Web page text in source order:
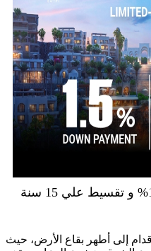
إلى أطهر بقاع الأرض، حيث